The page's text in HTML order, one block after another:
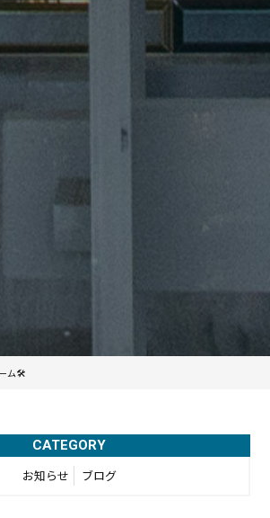
ム🛠️
CATEGORY
お知らせ ブログ